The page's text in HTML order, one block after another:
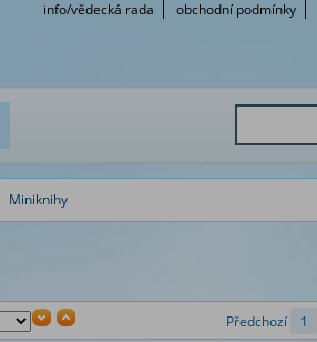
info/vědecká rada obchodní podmínky
Miniknihy
Předchozí 1